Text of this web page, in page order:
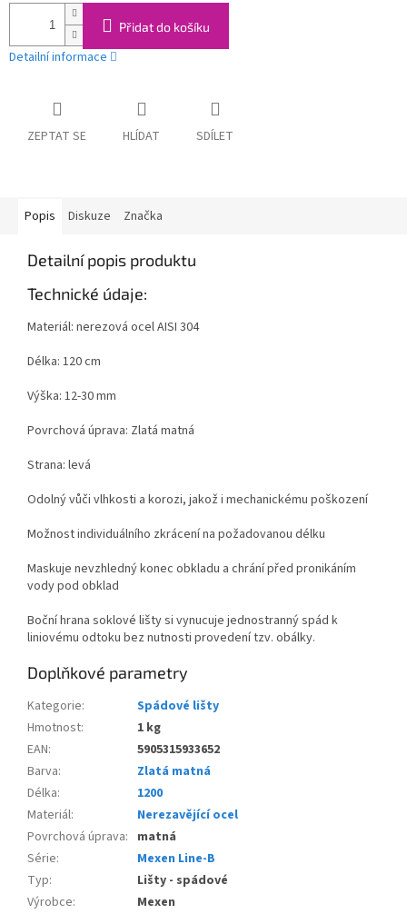
Přidat do košíku
Detailní informace
ZEPTAT SE HLÍDAT SDÍLET
Popis Diskuze Značka
Detailní popis produktu
Technické údaje:
Materiál: nerezová ocel AISI 304
Délka: 120 cm
Výška: 12-30 mm
Povrchová úprava: Zlatá matná
Strana: levá
Odolný vůči vlhkosti a korozi, jakož i mechanickému poškození
Možnost individuálního zkrácení na požadovanou délku
Maskuje nevzhledný konec obkladu a chrání před pronikáním
vody pod obklad
Boční hrana soklové lišty si vynucuje jednostranný spád k
liniovému odtoku bez nutnosti provedení tzv. obálky.
Doplňkové parametry
Kategorie:
Spádové lišty
Hmotnost:
1 kg
EAN:
5905315933652
Barva:
Zlatá matná
Délka:
1200
Materiál:
Nerezavějící ocel
Povrchová úprava: matná
Série:
Mexen Line-B
Typ:
Lišty - spádové
Výrobce:
Mexen